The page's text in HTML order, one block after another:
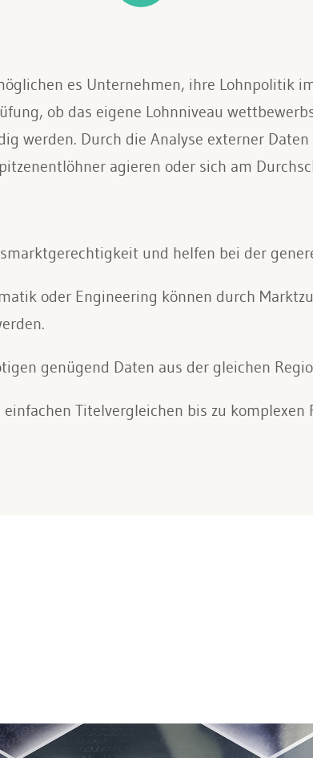
es Unternehmen, ihre Lohnpolitik
ob das eigene Lohnniveau
werden. Durch die Analyse externer
agieren oder sich am
und helfen bei der
oder Engineering können durch
genügend Daten aus der gleichen
Titelvergleichen bis zu